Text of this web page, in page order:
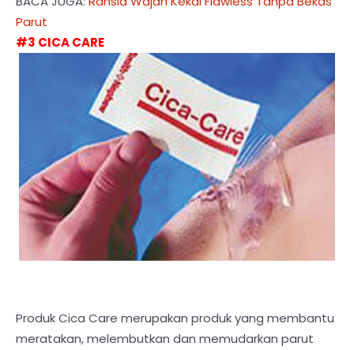
Parut
#3 CICA CARE
Produk Cica Care merupakan produk yang membantu
meratakan, melembutkan dan memudarkan parut